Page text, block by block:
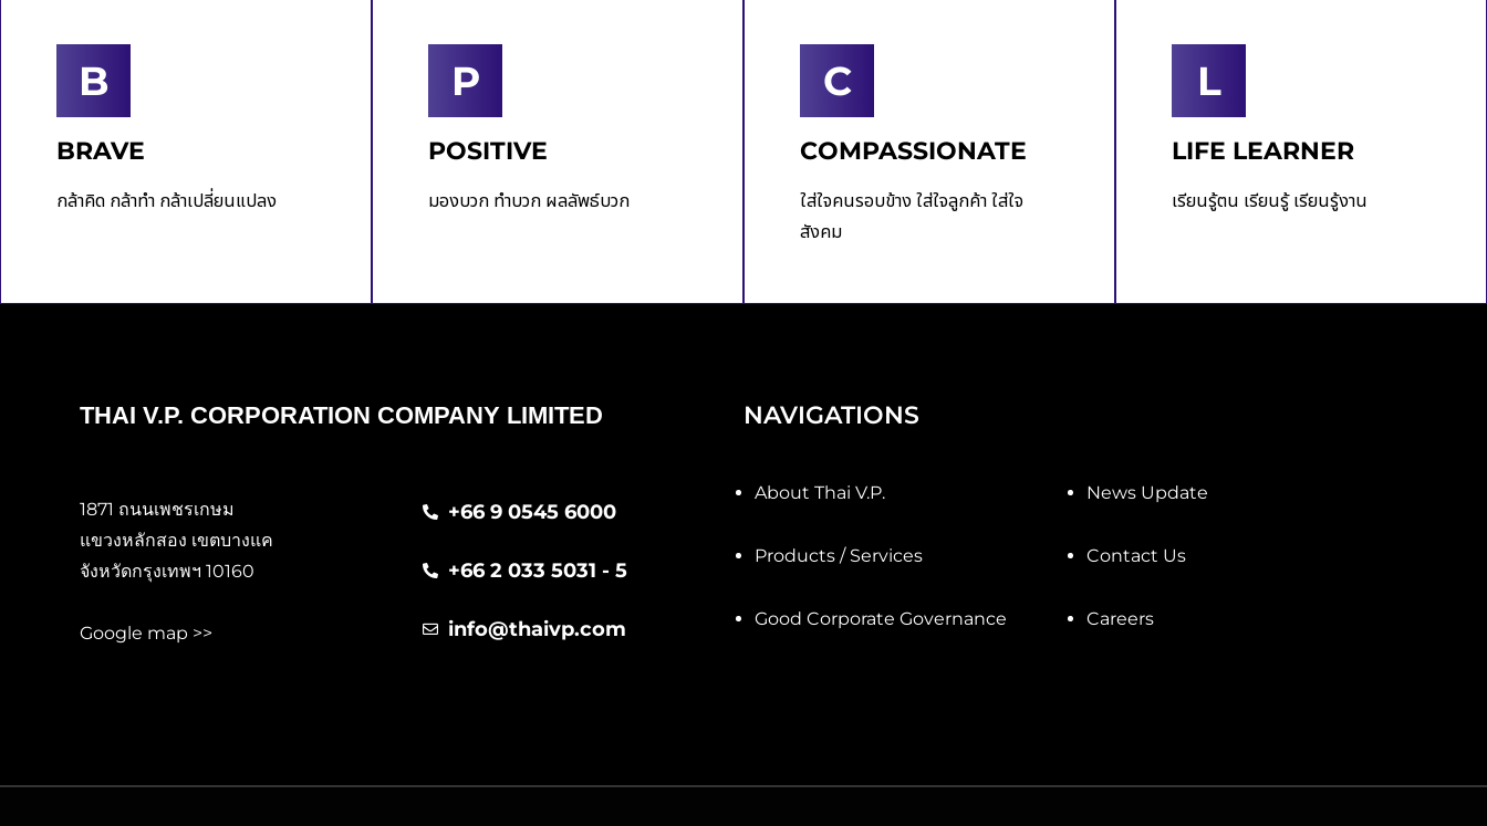
B
BRAVE
กล้าคิด กล้าทำ กล้าเปลี่ยนแปลง
P
POSITIVE
มองบวก ทำบวก ผลลัพธ์บวก
C
COMPASSIONATE
ใส่ใจคนรอบข้าง ใส่ใจลูกค้า ใส่ใจ
สังคม
L
LIFE LEARNER
เรียนรู้ตน เรียนรู้ เรียนรู้งาน
THAI V.P. CORPORATION COMPANY LIMITED
1871 ถนนเพชรเกษม
แขวงหลักสอง เขตบางแค
จังหวัดกรุงเทพฯ 10160
Google map >>
+66 9 0545 6000
+66 2 033 5031 - 5
info@thaivp.com
NAVIGATIONS
About Thai V.P.
Products / Services
Good Corporate Governance
News Update
Contact Us
Careers